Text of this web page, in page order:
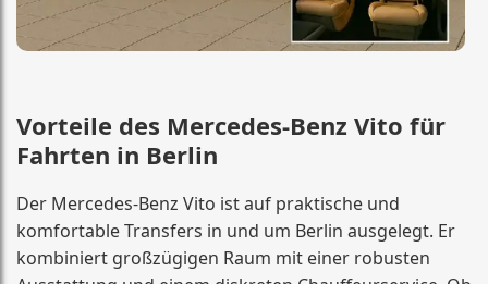
Vorteile des Mercedes-Benz Vito für
Fahrten in Berlin
Der Mercedes-Benz Vito ist auf praktische und
komfortable Transfers in und um Berlin ausgelegt. Er
kombiniert großzügigen Raum mit einer robusten